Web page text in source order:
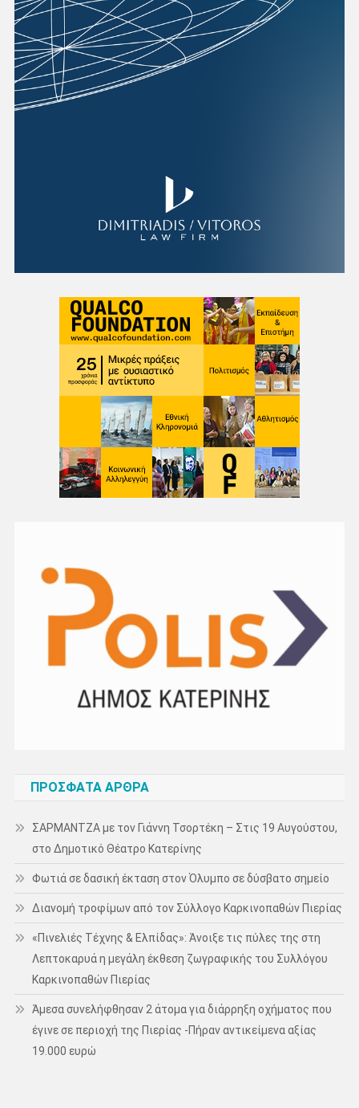
ΠΡΌΣΦΑΤΑ ΆΡΘΡΑ
ΣΑΡΜΑΝΤΖΑ με τον Γιάννη Τσορτέκη – Στις 19 Αυγούστου,
στο Δημοτικό Θέατρο Κατερίνης
Φωτιά σε δασική έκταση στον Όλυμπο σε δύσβατο σημείο
Διανομή τροφίμων από τον Σύλλογο Καρκινοπαθών Πιερίας
«Πινελιές Τέχνης & Ελπίδας»: Άνοιξε τις πύλες της στη
Λεπτοκαρυά η μεγάλη έκθεση ζωγραφικής του Συλλόγου
Καρκινοπαθών Πιερίας
Άμεσα συνελήφθησαν 2 άτομα για διάρρηξη οχήματος που
έγινε σε περιοχή της Πιερίας -Πήραν αντικείμενα αξίας
19.000 ευρώ